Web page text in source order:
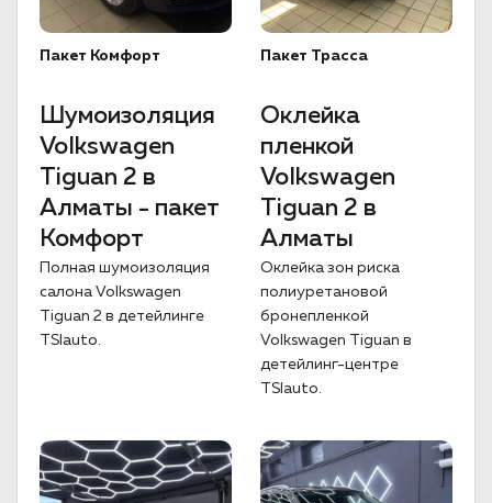
Пакет Комфорт
Шумоизоляция
Volkswagen
Tiguan 2 в
Алматы - пакет
Комфорт
Полная шумоизоляция
салона Volkswagen
Tiguan 2 в детейлинге
TSIauto.
Пакет Трасса
Оклейка
пленкой
Volkswagen
Tiguan 2 в
Алматы
Оклейка зон риска
полиуретановой
бронепленкой
Volkswagen Tiguan в
детейлинг-центре
TSIauto.